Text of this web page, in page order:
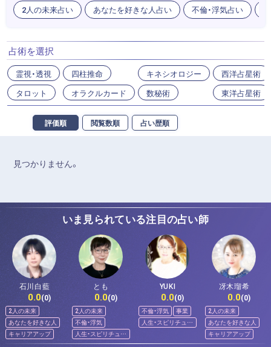
2人の未来占い あなたを好きな人占い 不倫・浮気占い
占術を選択
霊視・透視
タロット
四柱推命
オラクルカード
キネシオロジー
数秘術
西洋占星術
東洋占星術
評価順 閲覧数順 占い歴順
見つかりません。
いま見られている注目の占い師
石川白藍
0.0(0)
2人の未来
あなたを好きな人
キャリアアップ
とも
0.0(0)
2人の未来
不倫・浮気
人生・スピリチュア
ル
YUKI
0.0(0)
不倫・浮気
事業
人生・スピリチュア
ル
冴木瑠希
0.0(0)
2人の未来
あなたを好きな人
キャリアアップ